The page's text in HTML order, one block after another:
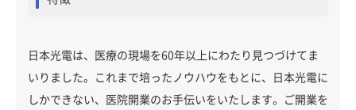
日本光電は、医療の現場を60年以上にわたり見つづけてま
いりました。これまで培ったノウハウをもとに、日本光電に
しかできない、医院開業のお手伝いをいたします。ご開業を